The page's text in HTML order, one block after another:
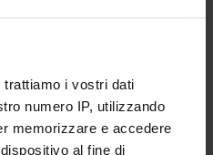
trattiamo i vostri dati
numero IP, utilizzando
memorizzare e accedere
al fine di